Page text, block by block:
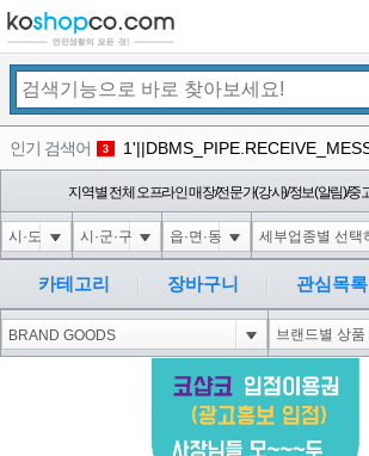
인기 검색어 3
4
5 1'"
6 1-1 waitfor delay '0:0:15' --
1 1
코샵
지역별 전체 오프라인 매장/전문가(강사)/정보(알림)/중
카테고리 장바구니 관심목록